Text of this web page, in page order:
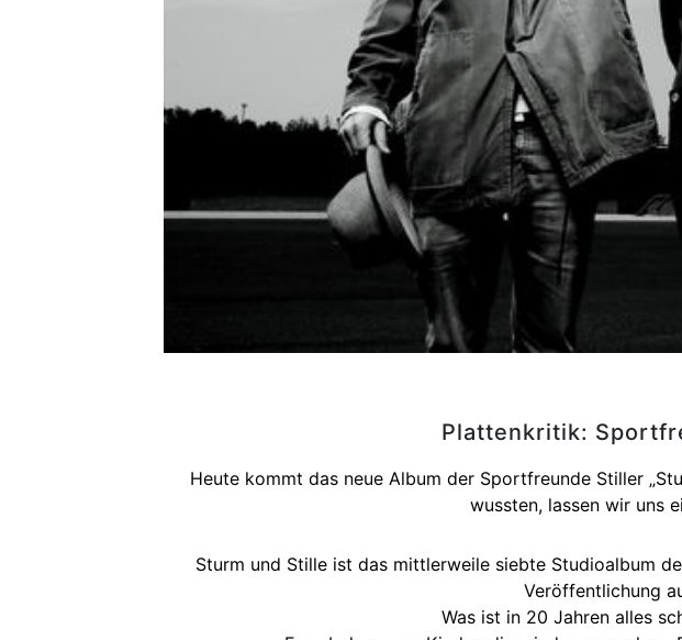
Plattenkritik:
Heute kommt das neue Album der Sportfreunde Stiller
wussten, lassen wir uns
Sturm und Stille ist das mittlerweile siebte Studioalbum
Veröffentlichung
Was ist in 20 Jahren alles